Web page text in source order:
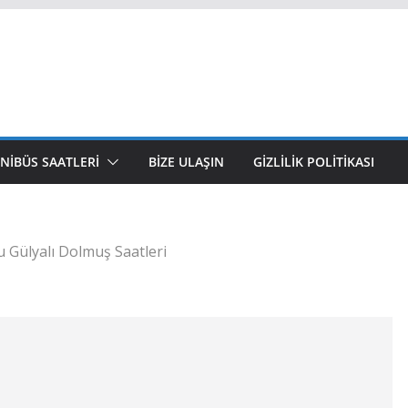
SAATLERI BIZE ULAŞIN GIZLILIK POLITIKASI
Gülyalı Dolmuş Saatleri